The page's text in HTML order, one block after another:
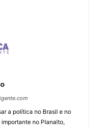
a política no Brasil e no
no Planalto,